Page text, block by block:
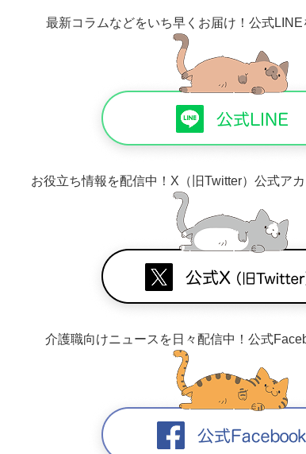
最新コラムなどをいち早くお届け！ 公式LINE
お役立ち情報を配信中！ X（旧Twitter）公式ア
介護職向けニュースを日々配信中！ 公式